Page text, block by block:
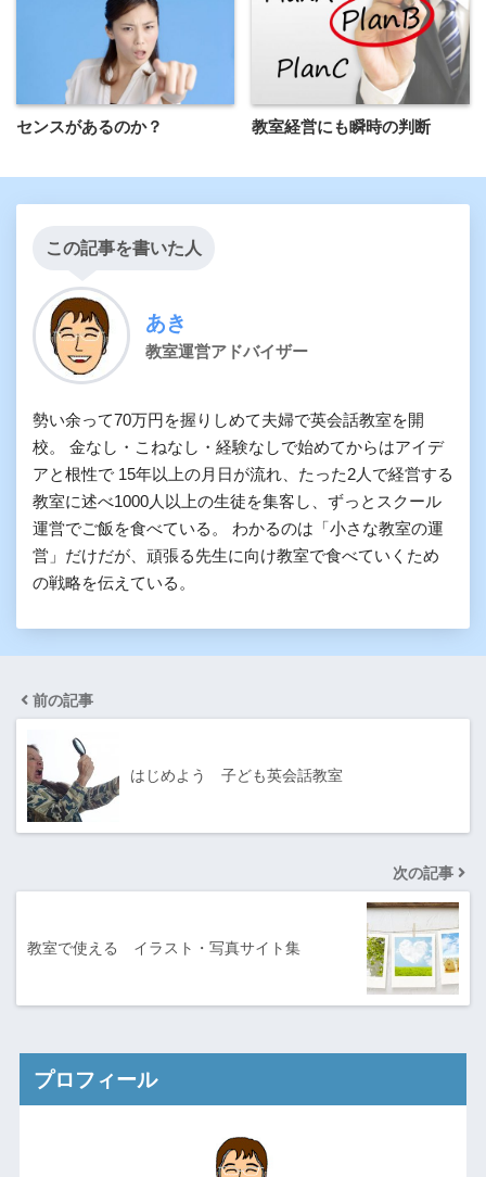
センスがあるのか？ 教室経営にも瞬時の判断
この記事を書いた人
あき
教室運営アドバイザー
勢い余って70万円を握りしめて夫婦で英会話教室を開
校。 金なし・こねなし・経験なしで始めてからはアイデ
アと根性で 15年以上の月日が流れ、たった2人で経営する
教室に述べ1000人以上の生徒を集客し、ずっとスクール
運営でご飯を食べている。 わかるのは「小さな教室の運
営」だけだが、頑張る先生に向け教室で食べていくため
の戦略を伝えている。
前の記事
はじめよう 子ども英会話教室
次の記事
教室で使える イラスト・写真サイト集
プロフィール